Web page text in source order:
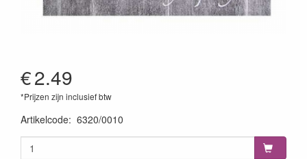
€2.49
*Prijzen zijn inclusief btw
Artikelcode: 6320/0010